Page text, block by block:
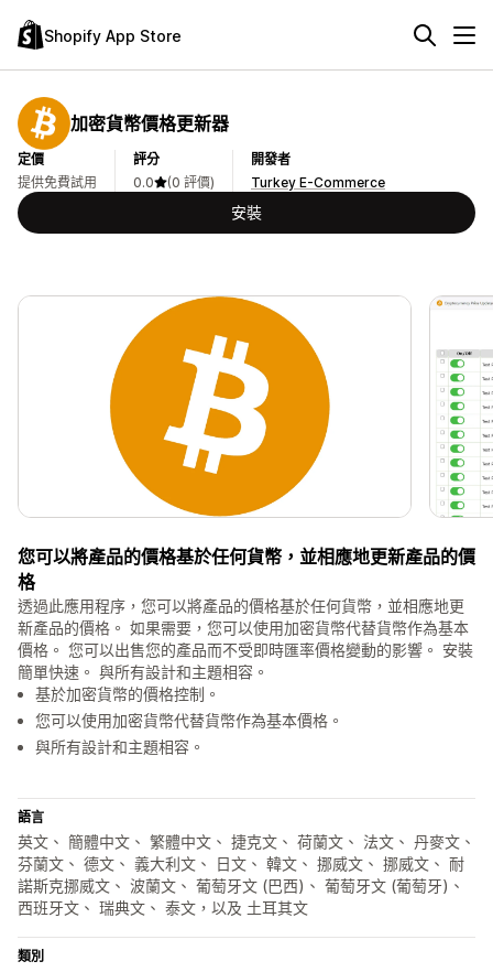
Shopify App Store
加密貨幣價格更新器
定價
提供免費試用
評分
0.0
(0 評價)
開發者
Turkey E-Commerce
安裝
您可以將產品的價格基於任何貨幣，並相應地更新產品的價
格
透過此應用程序，您可以將產品的價格基於任何貨幣，並相應地更
新產品的價格。 如果需要，您可以使用加密貨幣代替貨幣作為基本
價格。 您可以出售您的產品而不受即時匯率價格變動的影響。 安裝
簡單快速。 與所有設計和主題相容。
基於加密貨幣的價格控制。
您可以使用加密貨幣代替貨幣作為基本價格。
與所有設計和主題相容。
語言
英文、 簡體中文、 繁體中文、 捷克文、 荷蘭文、 法文、 丹麥文、
芬蘭文、 德文、 義大利文、 日文、 韓文、 挪威文、 挪威文、 耐
諾斯克挪威文、 波蘭文、 葡萄牙文 (巴西)、 葡萄牙文 (葡萄牙)、
西班牙文、 瑞典文、 泰文，以及 土耳其文
類別